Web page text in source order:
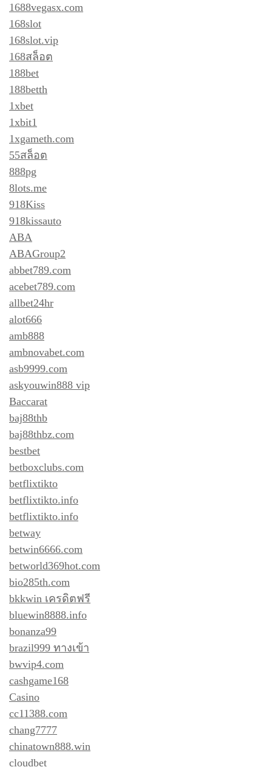
1688vegasx.com
168slot
168slot.vip
168สล็อต
188bet
188betth
1xbet
1xbit1
1xgameth.com
55สล็อต
888pg
8lots.me
918Kiss
918kissauto
ABA
ABAGroup2
abbet789.com
acebet789.com
allbet24hr
alot666
amb888
ambnovabet.com
asb9999.com
askyouwin888 vip
Baccarat
baj88thb
baj88thbz.com
bestbet
betboxclubs.com
betflixtikto
betflixtikto.info
betflixtikto.info
betway
betwin6666.com
betworld369hot.com
bio285th.com
bkkwin เครดิตฟรี
bluewin8888.info
bonanza99
brazil999 ทางเข้า
bwvip4.com
cashgame168
Casino
cc11388.com
chang7777
chinatown888.win
cloudbet